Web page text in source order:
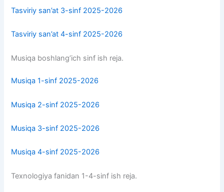
Tasviriy san’at 3-sinf 2025-2026
Tasviriy san’at 4-sinf 2025-2026
Musiqa boshlang’ich sinf ish reja.
Musiqa 1-sinf 2025-2026
Musiqa 2-sinf 2025-2026
Musiqa 3-sinf 2025-2026
Musiqa 4-sinf 2025-2026
Texnologiya fanidan 1-4-sinf ish reja.